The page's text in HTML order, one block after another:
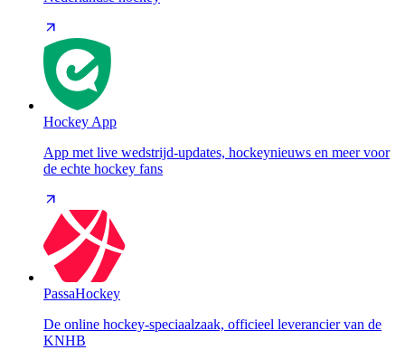
Hockey App
App met live wedstrijd-updates, hockeynieuws en meer voor
de echte hockey fans
PassaHockey
De online hockey-speciaalzaak, officieel leverancier van de
KNHB